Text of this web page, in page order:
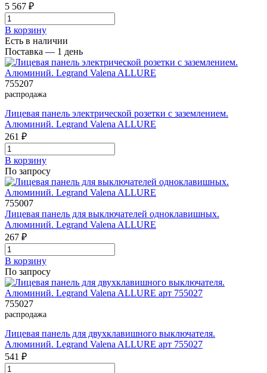
5 567 ₽
В корзинy
Есть в наличии
Поставка — 1 день
755207
распродажа
Лицевая панель электрической розетки с заземлением.
Алюминий. Legrand Valena ALLURE
261 ₽
В корзинy
По запросу
755007
Лицевая панель для выключателей одноклавишных.
Алюминий. Legrand Valena ALLURE
267 ₽
В корзинy
По запросу
755027
распродажа
Лицевая панель для двухклавишного выключателя.
Алюминий. Legrand Valena ALLURE арт 755027
541 ₽